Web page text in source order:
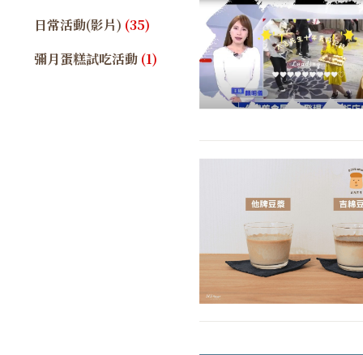
日常活動(影片) (35)
彌月蛋糕試吃活動 (1)